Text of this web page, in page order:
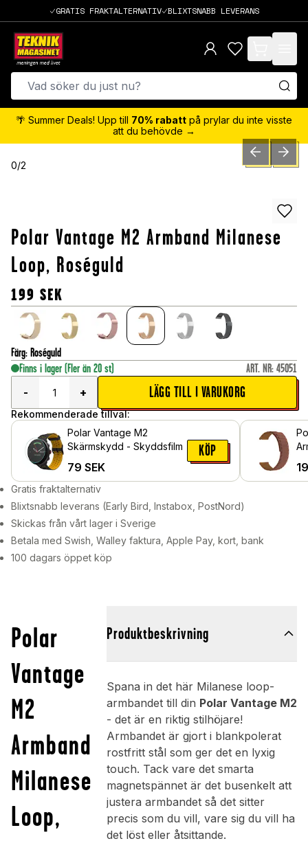
GRATIS FRAKTALTERNATIV BLIXTSNABB LEVERANS
items in cart,
🌴 Summer Deals! Upp till 70% rabatt på prylar du inte visste
att du behövde →
0/2 PREVIOUSNEXT
Polar Vantage M2 Armband Milanese
Loop, Roséguld
199 SEK
Färg: Roséguld
Finns i lager (Fler än 20 st) ART. NR: 45051
-
+ LÄGG TILL I VARUKORG
Rekommenderade tillval:
Polar Vantage M2
Skärmskydd - Skyddsfilm
79 SEK
KÖP
Gratis fraktalternativ
Blixtsnabb leverans (Early Bird, Instabox, PostNord)
Skickas från vårt lager i Sverige
Betala med Swish, Walley faktura, Apple Pay, kort, bank
100 dagars öppet köp
Polar
Vantage
M2
Armband
Milanese
Loop,
Produktbeskrivning
Spana in det här Milanese loop-
armbandet till din Polar Vantage M2
- det är en riktig stilhöjare!
Armbandet är gjort i blankpolerat
rostfritt stål som ger det en lyxig
touch. Tack vare det smarta
magnetspännet är det busenkelt att
justera armbandet så det sitter
precis som du vill, vare sig du vill ha
det löst eller åtsittande.